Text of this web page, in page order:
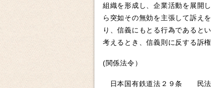
組織を形成し、企業活動を展開
ら突如その無効を主張して訴え
り、信義にもとる行為であると
考えるとき、信義則に反する訴
(関係法令）
日本国有鉄道法２９条 民法